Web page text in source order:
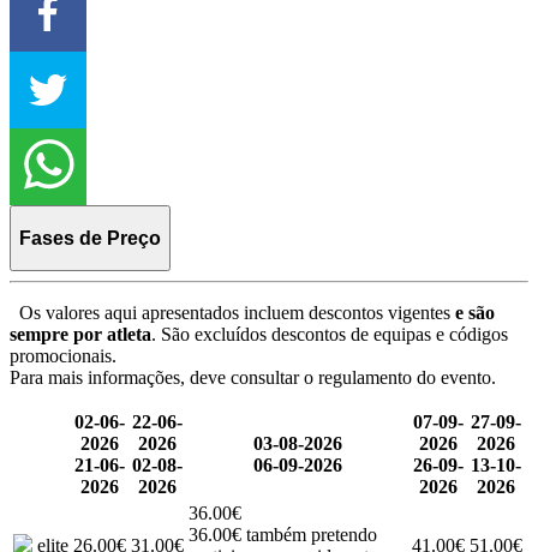
Fases de Preço
Os valores aqui apresentados incluem descontos vigentes e são
sempre por atleta. São excluídos descontos de equipas e códigos
promocionais.
Para mais informações, deve consultar o regulamento do evento.
02-06-
2026
21-06-
2026
22-06-
2026
02-08-
2026
03-08-2026
06-09-2026
07-09-
2026
26-09-
2026
27-09-
2026
13-10-
2026
elite 26.00€ 31.00€
36.00€
36.00€ também pretendo
41.00€ 51.00€